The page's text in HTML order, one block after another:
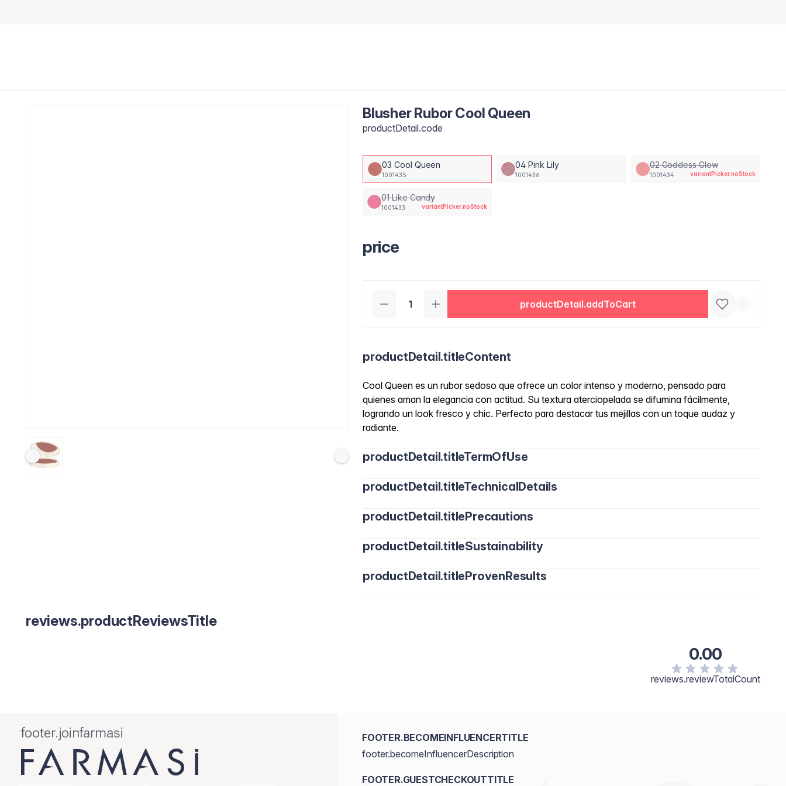
Blusher Rubor Cool Queen
productDetail.code
03 Cool Queen
1001435
04 Pink Lily
1001436
02 Goddess Glow
1001434 variantPicker.noStock
01 Like Candy
1001433 variantPicker.noStock
price
productDetail.addToCart
productDetail.titleContent
Cool Queen es un rubor sedoso que ofrece un color intenso y moderno, pensado para
quienes aman la elegancia con actitud. Su textura aterciopelada se difumina fácilmente,
logrando un look fresco y chic. Perfecto para destacar tus mejillas con un toque audaz y
radiante.
productDetail.titleTermOfUse
productDetail.titleTechnicalDetails
productDetail.titlePrecautions
productDetail.titleSustainability
productDetail.titleProvenResults
reviews.productReviewsTitle
0.00
reviews.reviewTotalCount
footer.joinfarmasi
FOOTER.BECOMEINFLUENCERTITLE
footer.becomeInfluencerDescription
FOOTER.GUESTCHECKOUTTITLE